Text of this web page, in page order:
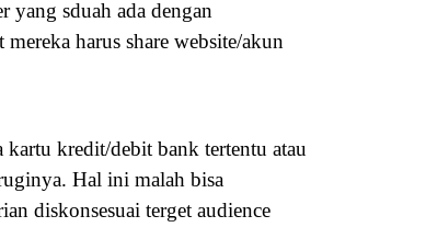
yang sduah ada dengan
harus share website/akun
kredit/debit bank tertentu atau
Hal ini malah bisa
diskonsesuai terget audience